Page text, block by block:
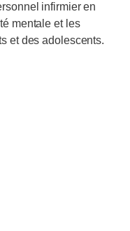
infirmieren
mentale et les
et des adolescents.